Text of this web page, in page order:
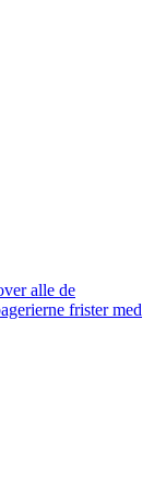
alle de
frister med